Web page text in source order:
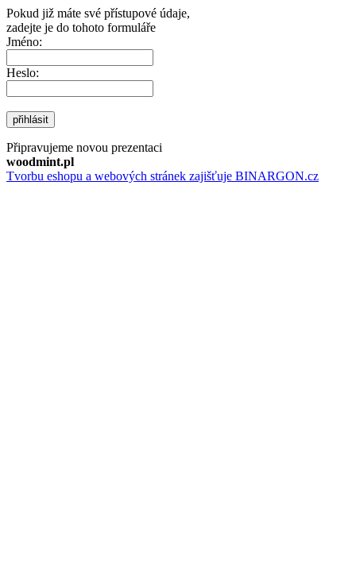
Pokud již máte své přístupové údaje,
zadejte je do tohoto formuláře
Jméno:
Heslo:
přihlásit
Připravujeme novou prezentaci
woodmint.pl
Tvorbu eshopu a webových stránek zajišťuje BINARGON.cz